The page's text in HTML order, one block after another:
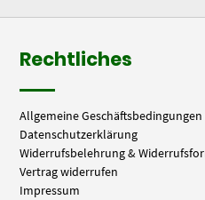
Rechtliches
Allgemeine
Datenschutzerklärung
Widerrufsbelehrung &
Vertrag widerrufen
Impressum